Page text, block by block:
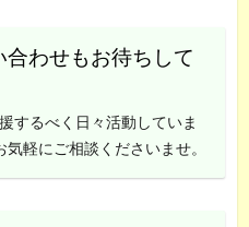
わせもお待ちして
するべく日々活動していま
気軽にご相談くださいませ。